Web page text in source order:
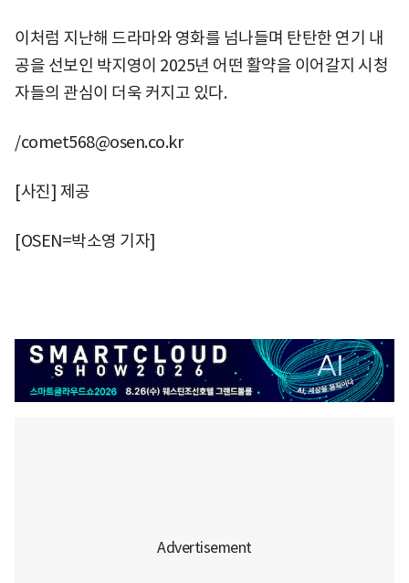
이처럼 지난해 드라마와 영화를 넘나들며 탄탄한 연기 내
공을 선보인 박지영이 2025년 어떤 활약을 이어갈지 시청
자들의 관심이 더욱 커지고 있다.
/comet568@osen.co.kr
[사진] 제공
[OSEN=박소영 기자]